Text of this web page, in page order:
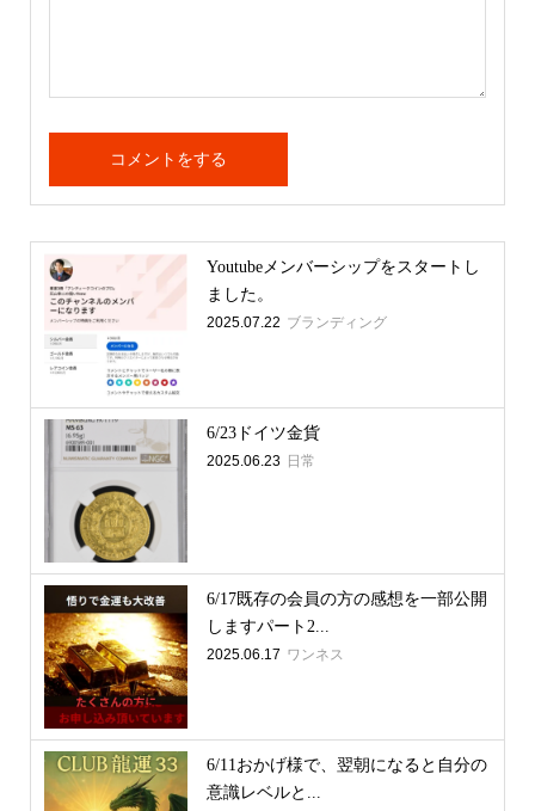
Youtubeメンバーシップをスタートし
ました。
2025.07.22 ブランディング
6/23ドイツ金貨
2025.06.23 日常
6/17既存の会員の方の感想を一部公開
しますパート2...
2025.06.17 ワンネス
6/11おかげ様で、翌朝になると自分の
意識レベルと...